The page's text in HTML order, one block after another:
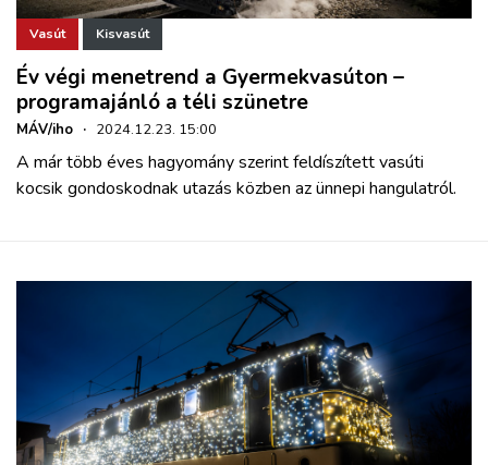
Vasút Kisvasút
Év végi menetrend a Gyermekvasúton –
programajánló a téli szünetre
MÁV/iho · 2024.12.23. 15:00
A már több éves hagyomány szerint feldíszített vasúti
kocsik gondoskodnak utazás közben az ünnepi hangulatról.